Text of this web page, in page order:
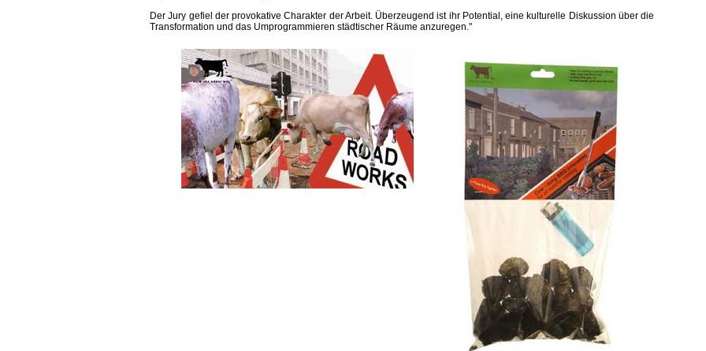
Der Jury gefiel der provokative Charakter der Arbeit. Überzeugend ist ihr Potential, eine kulturelle Diskussion über die
Transformation und das Umprogrammieren städtischer Räume anzuregen."